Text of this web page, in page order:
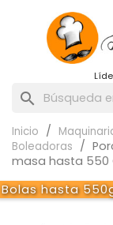
search
Inicio
Boleadoras
masa hasta 550
Bolas hasta